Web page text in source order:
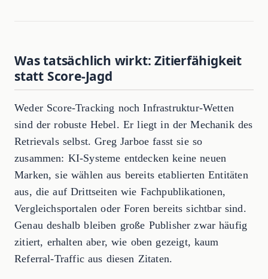
Was tatsächlich wirkt: Zitierfähigkeit
statt Score-Jagd
Weder Score-Tracking noch Infrastruktur-Wetten
sind der robuste Hebel. Er liegt in der Mechanik des
Retrievals selbst. Greg Jarboe fasst sie so
zusammen: KI-Systeme entdecken keine neuen
Marken, sie wählen aus bereits etablierten Entitäten
aus, die auf Drittseiten wie Fachpublikationen,
Vergleichsportalen oder Foren bereits sichtbar sind.
Genau deshalb bleiben große Publisher zwar häufig
zitiert, erhalten aber, wie oben gezeigt, kaum
Referral-Traffic aus diesen Zitaten.